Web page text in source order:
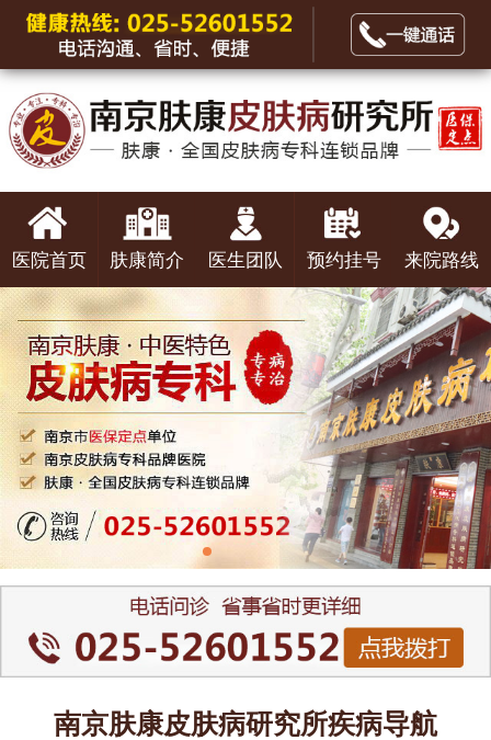
医院首页 肤康简介 医生团队 预约挂号 来院路线
南京肤康皮肤病研究所疾病导航